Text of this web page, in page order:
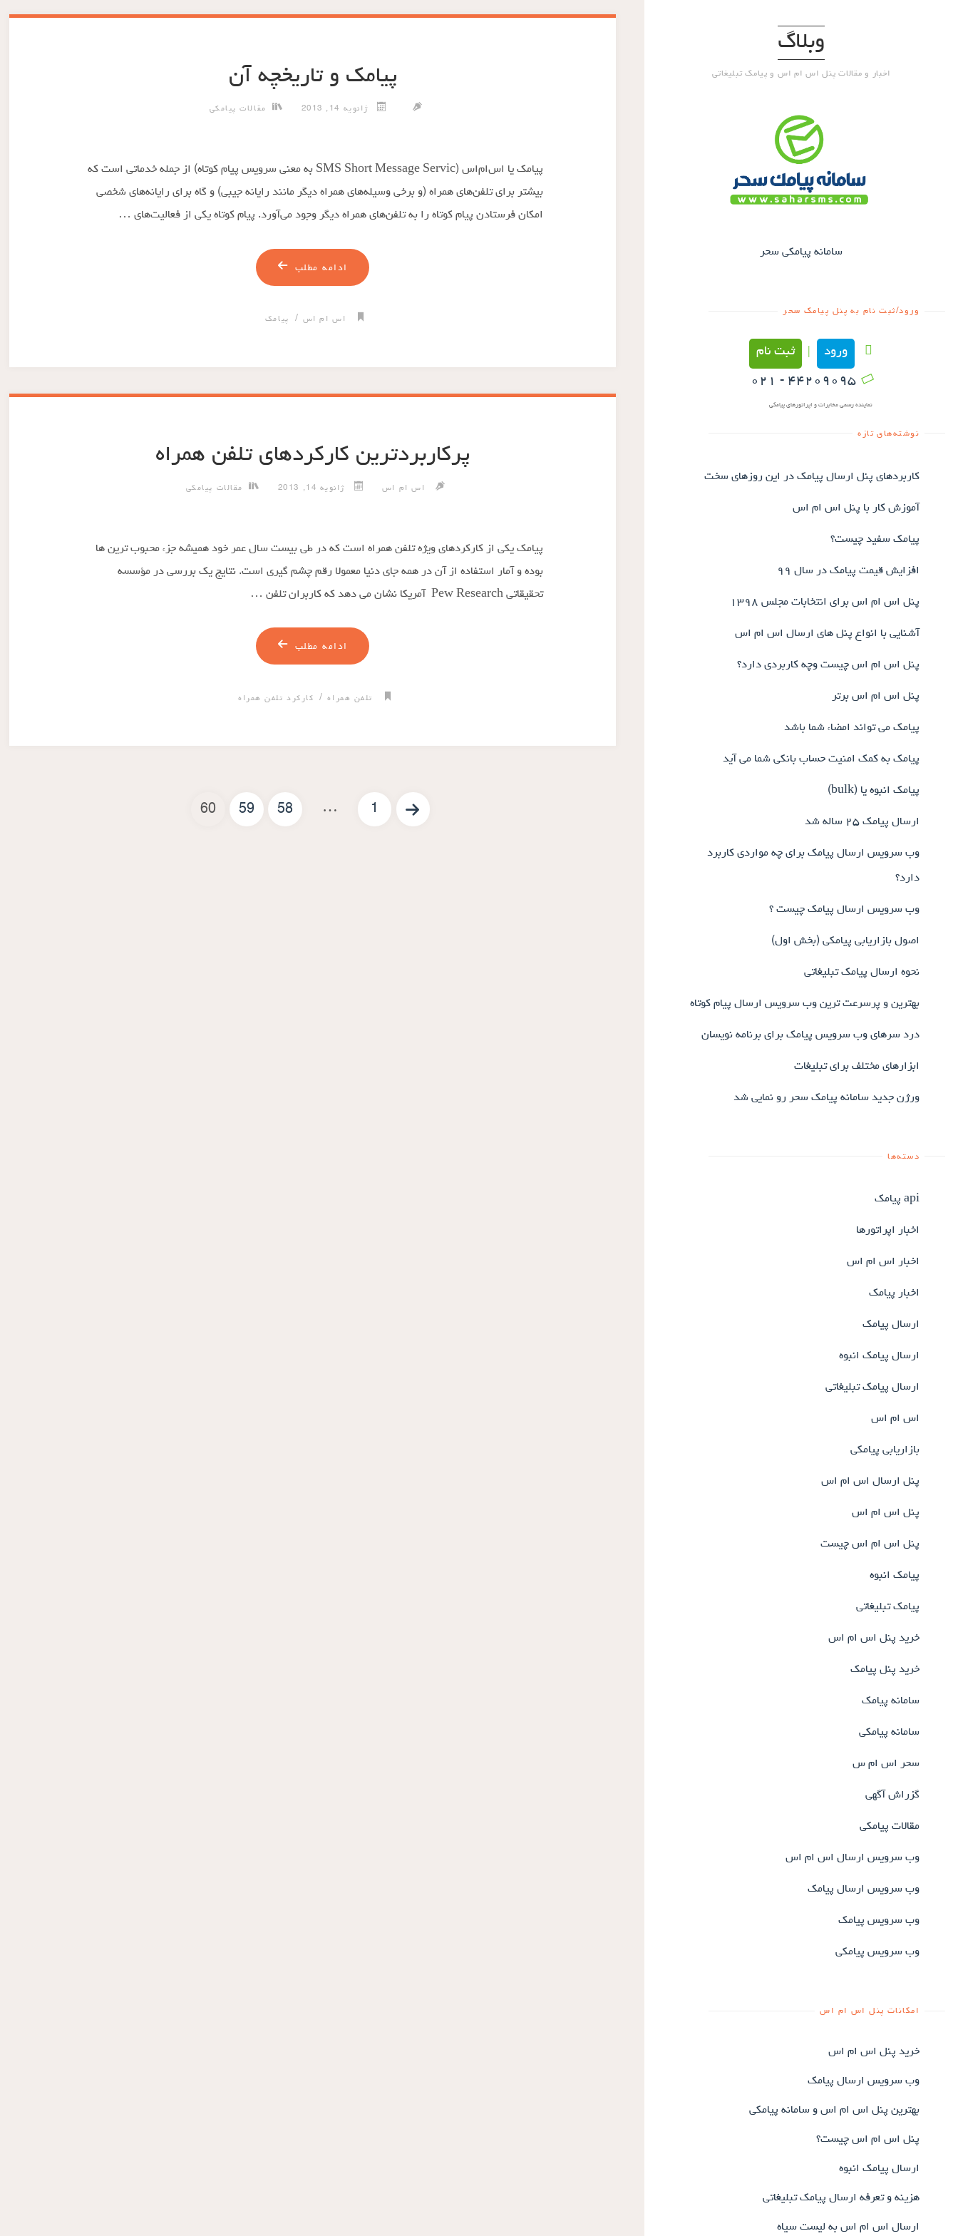
وبلاگ
اخبار و مقالات پنل اس ام اس و پیامک تبلیغاتی
سامانه پیامکی سحر
ورود/ثبت نام به پنل پیامک سحر
ورود ثبت نام
۴۴۲۰۹۰۹۵ - ۰۲۱
نماینده رسمی مخابرات و اپراتورهای پیامکی
نوشته‌های تازه
کاربردهای پنل ارسال پیامک در این روزهای سخت
آموزش کار با پنل اس ام اس
پیامک سفید چیست؟
افزایش قیمت پیامک در سال ۹۹
پنل اس ام اس برای انتخابات مجلس ۱۳۹۸
آشنایی با انواع پنل های ارسال اس ام اس
پنل اس ام اس چیست وچه کاربردی دارد؟
پنل اس ام اس برتر
پیامک می تواند امضاء شما باشد
پیامک به کمک امنیت حساب بانکی شما می آید
پیامک انبوه یا (bulk)
ارسال پیامک ۲۵ ساله شد
وب سرویس ارسال پیامک برای چه مواردی کاربرد
دارد؟
وب سرویس ارسال پیامک چیست ؟
اصول بازاریابی پیامکی (بخش اول)
نحوه ارسال پیامک تبلیغاتی
بهترین و پرسرعت ترین وب سرویس ارسال پیام کوتاه
درد سرهای وب سرویس پیامک برای برنامه نویسان
ابزارهای مختلف برای تبلیغات
ورژن جدید سامانه پیامک سحر رو نمایی شد
دسته‌ها
api پیامک
اخبار اپراتورها
اخبار اس ام اس
اخبار پیامک
ارسال پیامک
ارسال پیامک انبوه
ارسال پیامک تبلیغاتی
اس ام اس
بازاریابی پیامکی
پنل ارسال اس ام اس
پنل اس ام اس
پنل اس ام اس چیست
پیامک انبوه
پیامک تبلیغاتی
خرید پنل اس ام اس
خرید پنل پیامک
سامانه پیامک
سامانه پیامکی
سحر اس ام س
گزراش آگهی
مقالات پیامکی
وب سرویس ارسال اس ام اس
وب سرویس ارسال پیامک
وب سرویس پیامک
وب سرویس پیامکی
امکانات پنل اس ام اس
خرید پنل اس ام اس
وب سرویس ارسال پیامک
بهترین پنل اس ام اس و سامانه پیامکی
پنل اس ام اس چیست؟
ارسال پیامک انبوه
هزینه و تعرفه ارسال پیامک تبلیغاتی
ارسال اس ام اس به لیست سیاه
پیامک و تاریخچه آن
ژانویه 14, 2013 مقالات پیامکی
پیامک یا اس‌ام‌اس (SMS Short Message Servic به معنی سرویس پیام کوتاه) از جمله خدماتی است که
بیشتر برای تلفن‌های همراه (و برخی وسیله‌های همراه دیگر مانند رایانه جیبی) و گاه برای رایانه‌های شخصی
امکان فرستادن پیام کوتاه را به تلفن‌های همراه دیگر وجود می‌آورد. پیام کوتاه یکی از فعالیت‌های …
ادامه مطلب
اس ام اس / پیامک
پرکاربردترین کارکردهای تلفن همراه
اس ام اس ژانویه 14, 2013 مقالات پیامکی
پیامک یکی از کارکردهای ویژه تلفن همراه است که در طی بیست سال عمر خود همیشه جزء محبوب ترین ها
بوده و آمار استفاده از آن در همه جای دنیا معمولا رقم چشم گیری است. نتایج یک بررسی در مؤسسه
تحقیقاتی Pew Research آمریکا نشان می دهد که کاربران تلفن …
ادامه مطلب
تلفن همراه/ کارکرد تلفن همراه
1
…
58
59
60